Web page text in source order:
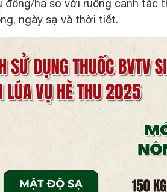
đồng/ha so với ruộng canh tác
ngày sạ và thời tiết.